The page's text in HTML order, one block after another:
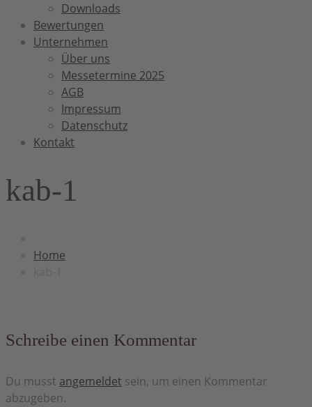
Downloads
Bewertungen
Unternehmen
Über uns
Messetermine 2025
AGB
Impressum
Datenschutz
Kontakt
kab-1
Home
Schreibe einen Kommentar
Du musst angemeldet sein, um einen Kommentar
abzugeben.